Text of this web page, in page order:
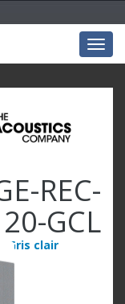
REC-
GCL
Gris clair